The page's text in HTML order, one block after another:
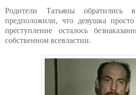
Родители Татьяны
предположили, что девушка
преступление осталось
собственном всевластии.